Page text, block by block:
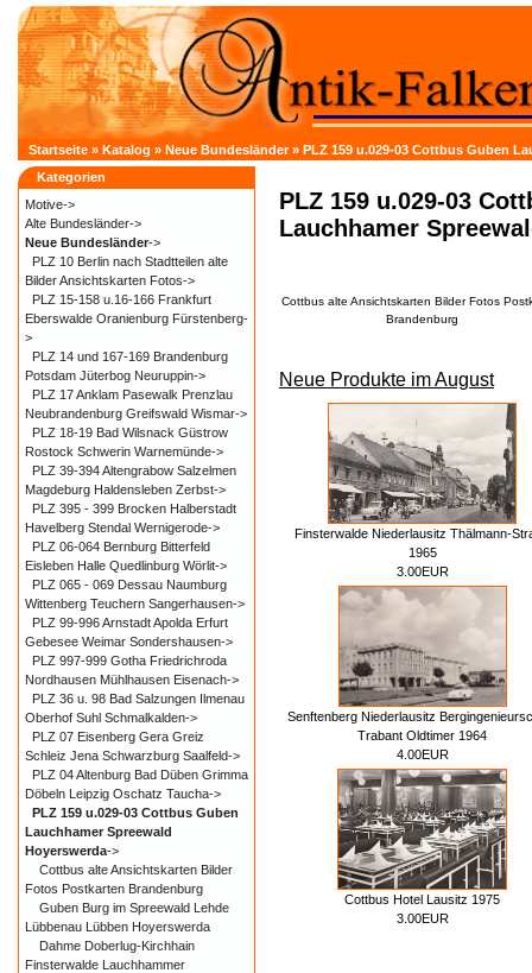
Startseite » Katalog » Neue Bundesländer» PLZ 159 u.029-03 Cottbus Guben
PLZ 159 u.029-03
Lauchhamer
Cottbus alte Ansichtskarten Bilder Fotos
Brandenburg
Neue Produkte im August
Finsterwalde Niederlausitz Thälmann-
1965
3.00EUR
Senftenberg Niederlausitz
Trabant Oldtimer 1964
4.00EUR
Cottbus Hotel Lausitz 1975
3.00EUR
Kategorien
Motive->
Alte Bundesländer->
Neue Bundesländer->
PLZ 10 Berlin nach Stadtteilen alte
Bilder Ansichtskarten Fotos->
PLZ 15-158 u.16-166 Frankfurt
Eberswalde Oranienburg Fürstenberg-
>
PLZ 14 und 167-169 Brandenburg
Potsdam Jüterbog Neuruppin->
PLZ 17 Anklam Pasewalk Prenzlau
Neubrandenburg Greifswald Wismar->
PLZ 18-19 Bad Wilsnack Güstrow
Rostock Schwerin Warnemünde->
PLZ 39-394 Altengrabow Salzelmen
Magdeburg Haldensleben Zerbst->
PLZ 395 - 399 Brocken Halberstadt
Havelberg Stendal Wernigerode->
PLZ 06-064 Bernburg Bitterfeld
Eisleben Halle Quedlinburg Wörlit->
PLZ 065 - 069 Dessau Naumburg
Wittenberg Teuchern Sangerhausen->
PLZ 99-996 Arnstadt Apolda Erfurt
Gebesee Weimar Sondershausen->
PLZ 997-999 Gotha Friedrichroda
Nordhausen Mühlhausen Eisenach->
PLZ 36 u. 98 Bad Salzungen Ilmenau
Oberhof Suhl Schmalkalden->
PLZ 07 Eisenberg Gera Greiz
Schleiz Jena Schwarzburg Saalfeld->
PLZ 04 Altenburg Bad Düben Grimma
Döbeln Leipzig Oschatz Taucha->
PLZ 159 u.029-03 Cottbus Guben
Lauchhamer Spreewald
Hoyerswerda->
Cottbus alte Ansichtskarten Bilder
Fotos Postkarten Brandenburg
Guben Burg im Spreewald Lehde
Lübbenau Lübben Hoyerswerda
Dahme Doberlug-Kirchhain
Finsterwalde Lauchhammer